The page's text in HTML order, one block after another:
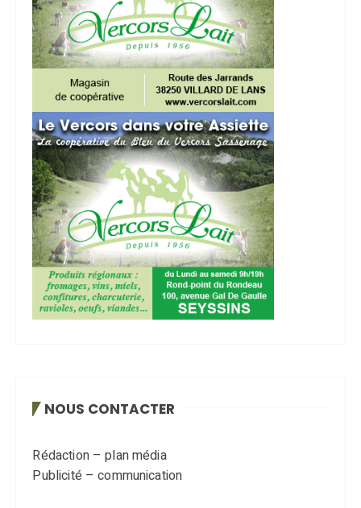
NOUS CONTACTER
Rédaction – plan média
Publicité – communication